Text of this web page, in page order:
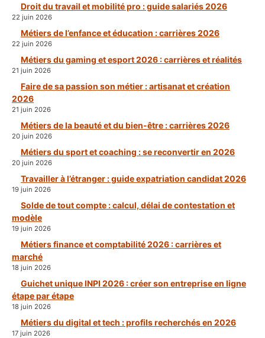
Droit du travail et mobilité pro : guide salariés 2026
22 juin 2026
Métiers de l’enfance et éducation : carrières 2026
22 juin 2026
Métiers du gaming et esport 2026 : carrières et réalités
21 juin 2026
Faire de sa passion son métier : artisanat et création
2026
21 juin 2026
Métiers de la beauté et du bien-être : carrières 2026
20 juin 2026
Métiers du sport et coaching : se reconvertir en 2026
20 juin 2026
Travailler à l’étranger : guide expatriation candidat 2026
19 juin 2026
Solde de tout compte : calcul, délai de contestation et
modèle
19 juin 2026
Métiers finance et comptabilité 2026 : carrières et
marché
18 juin 2026
Guichet unique INPI 2026 : créer son entreprise en ligne
étape par étape
18 juin 2026
Métiers du digital et tech : profils recherchés en 2026
17 juin 2026